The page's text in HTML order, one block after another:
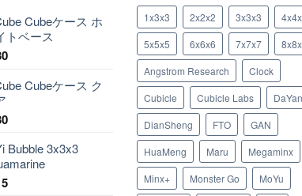
Cubeケース ホ
トベース
Cubeケース ク
Bubble 3x3x3
1x3x3 2x2x2 3x3x3
5x5x5
6x6x6 7x7x7
Angstrom Research
Clock
Cubicle
Cubicle Labs
DaYan
DianSheng
FTO
GAN
HuaMeng
Maru
Megaminx
Minx+
Monster Go
MoYu